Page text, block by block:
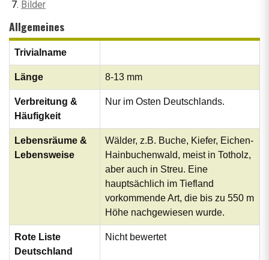
Bilder
Allgemeines
Trivialname
Länge 8-13 mm
Verbreitung &
Häufigkeit
Nur im Osten Deutschlands.
Lebensräume &
Lebensweise
Wälder, z.B. Buche, Kiefer, Eichen-
Hainbuchenwald, meist in Totholz,
aber auch in Streu. Eine
hauptsächlich im Tiefland
vorkommende Art, die bis zu 550 m
Höhe nachgewiesen wurde.
Rote Liste
Deutschland
Nicht bewertet